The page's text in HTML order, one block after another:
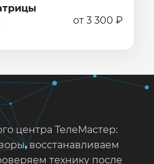
от 3 300 ₽
центра ТелеМастер:
восстанавливаем
технику после